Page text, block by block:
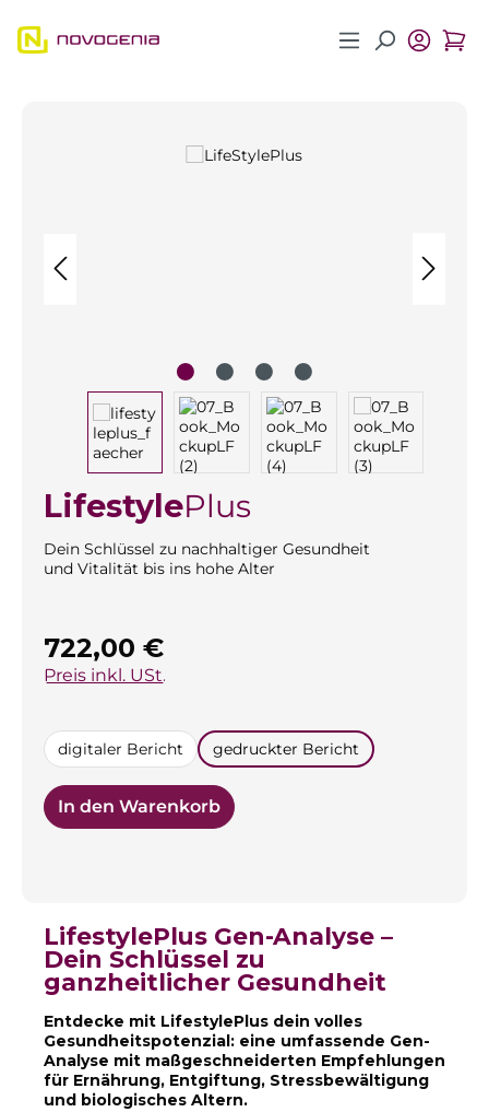
Zum Hauptinhalt springen
Bildergalerie überspringen
LifestylePlus
Dein Schlüssel zu nachhaltiger Gesundheit
und Vitalität bis ins hohe Alter
Regulärer Preis:
722,00 €
Preis inkl. USt.
auswählen
digitaler Bericht gedruckter Bericht
In den Warenkorb
LifestylePlus Gen-Analyse –
Dein Schlüssel zu
ganzheitlicher Gesundheit
Entdecke mit LifestylePlus dein volles
Gesundheitspotenzial: eine umfassende Gen-
Analyse mit maßgeschneiderten Empfehlungen
für Ernährung, Entgiftung, Stressbewältigung
und biologisches Altern.